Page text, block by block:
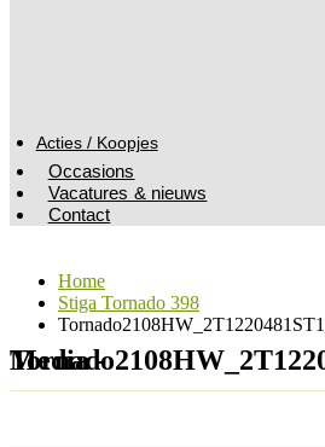
Acties / Koopjes
Occasions
Vacatures & nieuws
Contact
Home
Stiga Tornado 398
Media -